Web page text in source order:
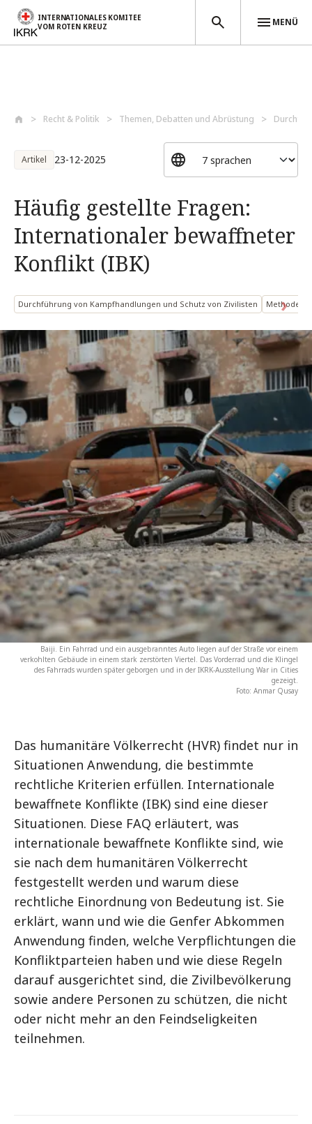
INTERNATIONALES KOMITEE
VOM ROTEN KREUZ
MENÜ
Recht & Politik Themen, Debatten und Abrüstung
Artikel 23-12-2025
Häufig gestellte Fragen:
Internationaler bewaffneter
Konflikt (IBK)
Durchführung von Kampfhandlungen und Schutz von Zivilisten Methoden
Baiji. Ein Fahrrad und ein ausgebranntes Auto liegen auf der Straße vor einem
verkohlten Gebäude in einem stark zerstörten Viertel. Das Vorderrad und die Klingel
des Fahrrads wurden später geborgen und in der IKRK-Ausstellung War in Cities
gezeigt.
Foto: Anmar Qusay
Das humanitäre Völkerrecht (HVR) findet nur in
Situationen Anwendung, die bestimmte
rechtliche Kriterien erfüllen. Internationale
bewaffnete Konflikte (IBK) sind eine dieser
Situationen. Diese FAQ erläutert, was
internationale bewaffnete Konflikte sind, wie
sie nach dem humanitären Völkerrecht
festgestellt werden und warum diese
rechtliche Einordnung von Bedeutung ist. Sie
erklärt, wann und wie die Genfer Abkommen
Anwendung finden, welche Verpflichtungen die
Konfliktparteien haben und wie diese Regeln
darauf ausgerichtet sind, die Zivilbevölkerung
sowie andere Personen zu schützen, die nicht
oder nicht mehr an den Feindseligkeiten
teilnehmen.